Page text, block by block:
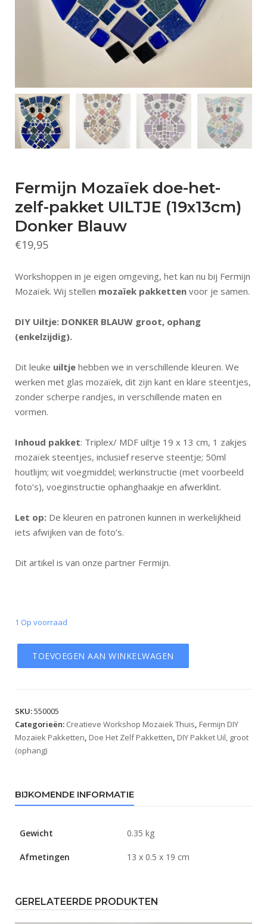
Fermijn Mozaïek doe-het-
zelf-pakket UILTJE (19x13cm)
Donker Blauw
€19,95
Workshoppen in je eigen omgeving, het kan nu bij Fermijn
Mozaïek. Wij stellen mozaïek pakketten voor je samen.
DIY Uiltje: DONKER BLAUW groot, ophang
(enkelzijdig).
Dit leuke uiltje hebben we in verschillende kleuren. We
werken met glas mozaïek, dit zijn kant en klare steentjes,
zonder scherpe randjes, in verschillende maten en
vormen.
Inhoud pakket: Triplex/ MDF uiltje 19 x 13 cm, 1 zakjes
mozaïek steentjes, inclusief reserve steentje; 50ml
houtlijm; wit voegmiddel; werkinstructie (met voorbeeld
foto’s), voeginstructie ophanghaakje en afwerklint.
Let op: De kleuren en patronen kunnen in werkelijkheid
iets afwijken van de foto’s.
Dit artikel is van onze partner Fermijn.
1 Op voorraad
TOEVOEGEN AAN WINKELWAGEN
SKU:550005
Categorieën: Creatieve Workshop Mozaiek Thuis, Fermijn DIY
Mozaïek Pakketten, Doe Het Zelf Pakketten, DIY Pakket Uil, groot
(ophang)
BIJKOMENDE INFORMATIE
Gewicht 0.35 kg
Afmetingen 13 x 0.5 x 19 cm
GERELATEERDE PRODUKTEN